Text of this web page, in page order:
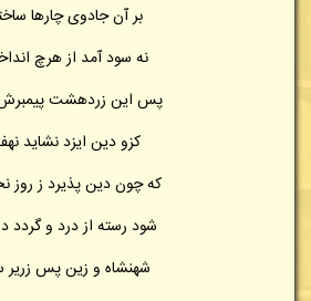
بر آن جادوی چارها
نه سود آمد از هرچ
پس این زردهشت
کزو دین ایزد نشاید
که چون دین پذیرد ز
شود رسته از درد و
شهنشاه و زین پس زریر